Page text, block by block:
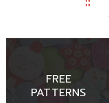
FREE
PATTERNS